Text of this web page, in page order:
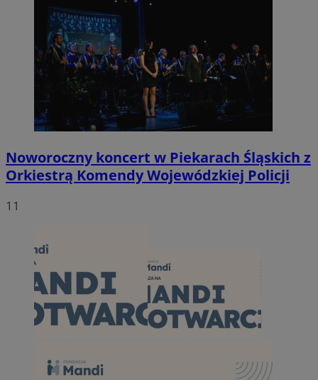
Noworoczny koncert w Piekarach Śląskich z
Orkiestrą Komendy Wojewódzkiej Policji
11